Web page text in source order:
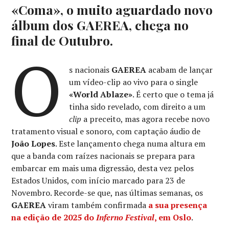
«Coma», o muito aguardado novo
álbum dos GAEREA, chega no
final de Outubro.
O s nacionais GAEREAacabam de lançar
um vídeo-clip ao vivo para o single
«World Ablaze». É certo que o tema já
tinha sido revelado, com direito a um
clip a preceito, mas agora recebe novo
tratamento visual e sonoro, com captação áudio de
João Lopes. Este lançamento chega numa altura em
que a banda com raízes nacionais se prepara para
embarcar em mais uma digressão, desta vez pelos
Estados Unidos, com início marcado para 23 de
Novembro. Recorde-se que, nas últimas semanas, os
GAEREAviram também confirmada a sua presença
na edição de 2025 doInferno Festival, em Oslo.